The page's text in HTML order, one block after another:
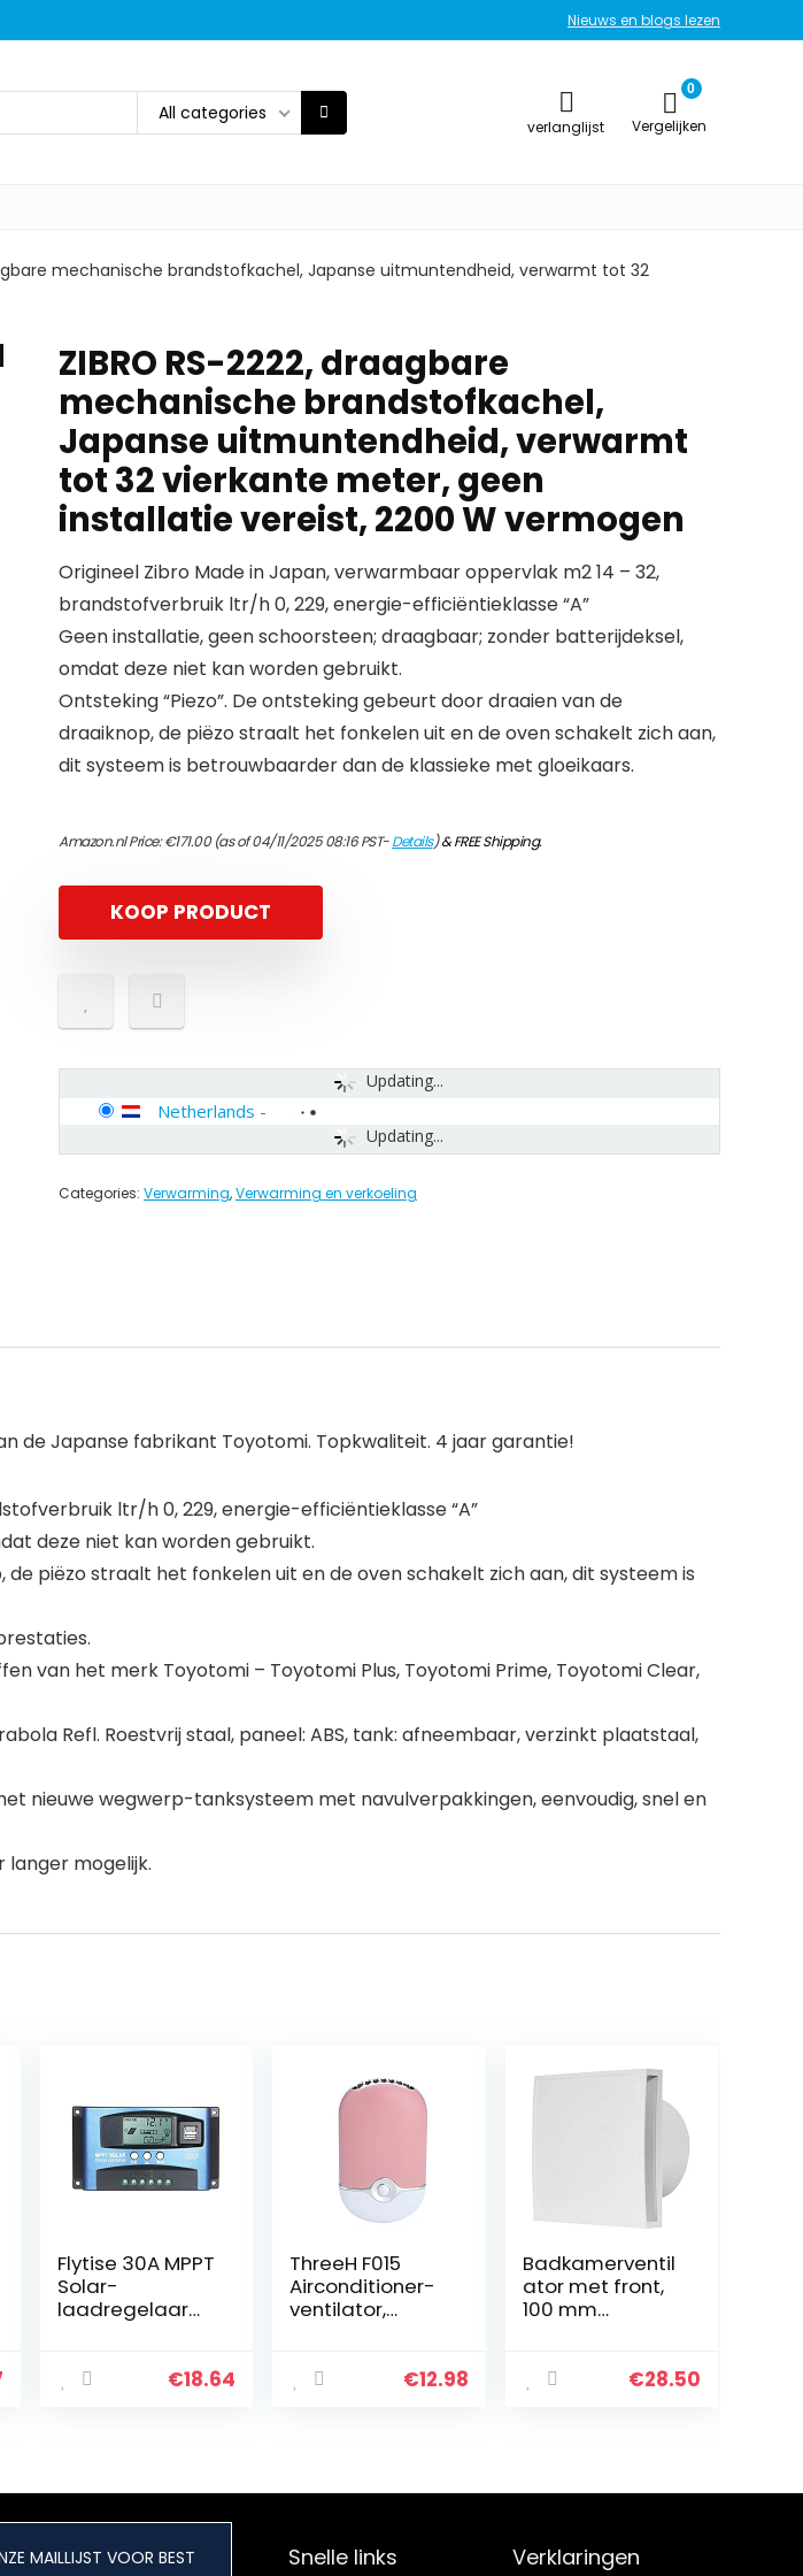
Nieuws en blogs lezen
All categories
verlanglijst
0
Vergelijken
mechanische brandstofkachel, Japanse uitmuntendheid, verwarmt tot 32
ZIBRO RS-2222, draagbare
mechanische brandstofkachel,
Japanse uitmuntendheid, verwarmt
tot 32 vierkante meter, geen
installatie vereist, 2200 W vermogen
Origineel Zibro Made in Japan, verwarmbaar oppervlak m2 14 – 32,
brandstofverbruik ltr/h 0, 229, energie-efficiëntieklasse “A”
Geen installatie, geen schoorsteen; draagbaar; zonder batterijdeksel,
omdat deze niet kan worden gebruikt.
Ontsteking “Piezo”. De ontsteking gebeurt door draaien van de
draaiknop, de piëzo straalt het fonkelen uit en de oven schakelt zich aan,
dit systeem is betrouwbaarder dan de klassieke met gloeikaars.
Amazon.nl Price:€171.00(as of 04/11/2025 08:16 PST-Details)&FREE Shipping.
KOOP PRODUCT
Updating...
Updating...
Netherlands -
Categories: Verwarming,Verwarming en verkoeling
de Japanse fabrikant Toyotomi. Topkwaliteit. 4 jaar garantie!
ltr/h 0, 229, energie-efficiëntieklasse “A”
deze niet kan worden gebruikt.
piëzo straalt het fonkelen uit en de oven schakelt zich aan, dit systeem is
van het merk Toyotomi – Toyotomi Plus, Toyotomi Prime, Toyotomi Clear,
Refl. Roestvrij staal, paneel: ABS, tank: afneembaar, verzinkt plaatstaal,
nieuwe wegwerp-tanksysteem met navulverpakkingen, eenvoudig, snel en
mogelijk.
Flytise 30A MPPT
Solar-
laadregelaar
zonnecelpaneel
€18.64
ThreeH F015
Airconditioner-
ventilator,
r, stil, USB,
€12.98
Badkamerventil
ator met front,
100 mm
timer/naloop,
€28.50
MAILLIJST VOOR BEST Snelle links Verklaringen